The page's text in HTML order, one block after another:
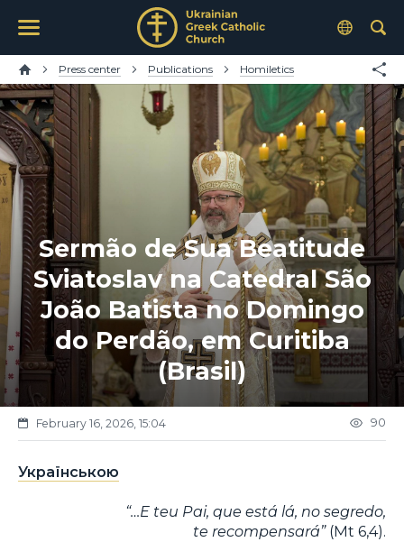
Press center Publications Homiletics
Sermão de Sua Beatitude
Sviatoslav na Catedral São
João Batista no Domingo
do Perdão, em Curitiba
(Brasil)
February 16, 2026, 15:04 90
Українською
“…E teu Pai, que está lá, no segredo,
te recompensará” (Mt 6,4).